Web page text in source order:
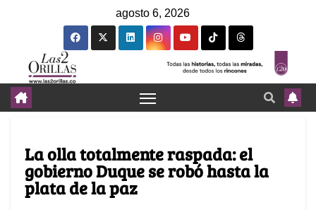
agosto 6, 2026
La olla totalmente raspada: el
gobierno Duque se robó hasta la
plata de la paz